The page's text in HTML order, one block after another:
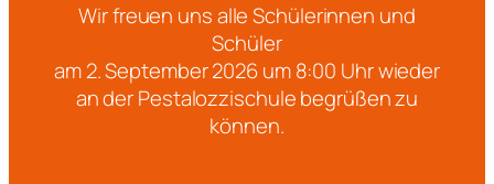
Wir freuen uns alle Schülerinnen und
Schüler
am 2. September 2026 um 8:00 Uhr wieder
an der Pestalozzischule begrüßen zu
können.